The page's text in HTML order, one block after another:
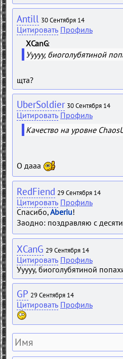
Antill 30 Сентября 14
Цитировать Профиль
XCanG
Ууууу, биоголубятиной
щта?
UberSoldier 30 Сентября 14
Цитировать Профиль
Качество на уровне
О дааа
RedFiend 29 Сентября 14
Цитировать Профиль
Спасибо,Aberiu!
Заодно: поздравляю с
XCanG 29 Сентября 14
Цитировать Профиль
Ууууу, биоголубятиной
GP 29 Сентября 14
Цитировать Профиль